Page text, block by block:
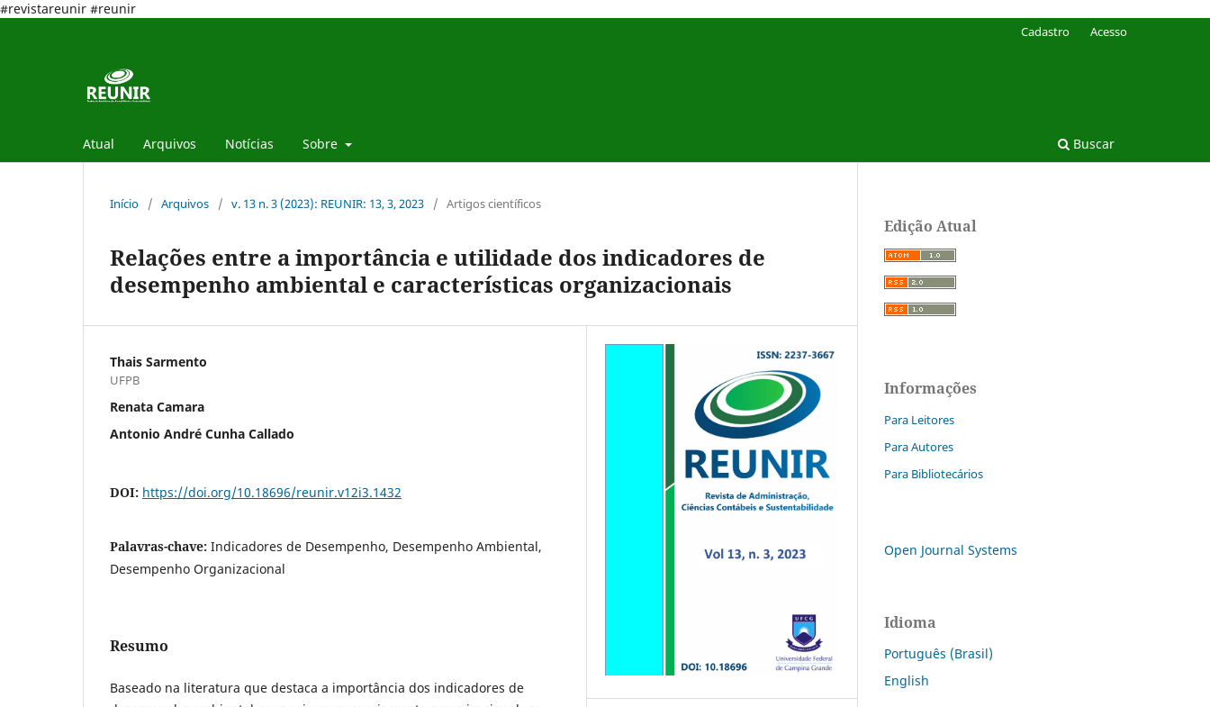
#revistareunir #reunir
Atual Arquivos Notícias Sobre Buscar
Cadastro Acesso
Início / Arquivos / v. 13 n. 3 (2023): REUNIR: 13, 3, 2023 / Artigos científicos
Relações entre a importância e utilidade dos indicadores de
desempenho ambiental e características organizacionais
Thais Sarmento
UFPB
Renata Camara
Antonio André Cunha Callado
DOI: https://doi.org/10.18696/reunir.v12i3.1432
Palavras-chave: Indicadores de Desempenho, Desempenho Ambiental,
Desempenho Organizacional
Resumo
Baseado na literatura que destaca a importância dos indicadores de
Edição Atual
Informações
Para Leitores
Para Autores
Para Bibliotecários
Open Journal Systems
Idioma
Português (Brasil)
English